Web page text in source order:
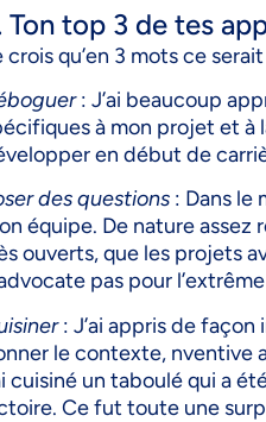
Ton top 3 de tes
crois qu’en 3 mots ce
: J’ai beaucoup
à mon projet et à
en début de
des questions : Dans le
équipe. De nature assez
ouverts, que les projets
pas pour
: J’ai appris de
le contexte, nventive
cuisiné un taboulé qui a
Ce fut toute une